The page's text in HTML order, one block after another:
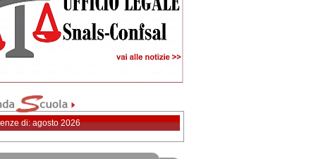
di: agosto 2026